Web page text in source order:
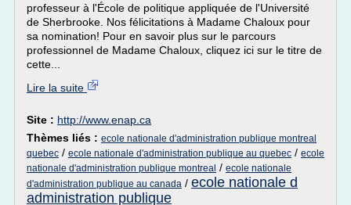
professeur à l'École de politique appliquée de l'Université
de Sherbrooke. Nos félicitations à Madame Chaloux pour
sa nomination! Pour en savoir plus sur le parcours
professionnel de Madame Chaloux, cliquez ici sur le titre de
cette...
Lire la suite
Site : http://www.enap.ca
Thèmes liés : ecole nationale d'administration publique montreal
quebec / ecole nationale d'administration publique au quebec / ecole
nationale d'administration publique montreal / ecole nationale
d'administration publique au canada / ecole nationale d
administration publique